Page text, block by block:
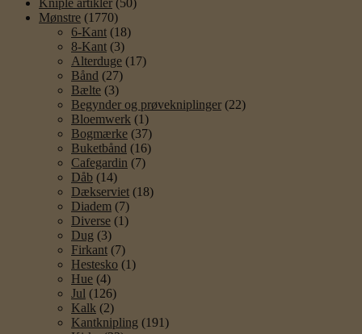
Mønstre (1770)
6-Kant (18)
8-Kant (3)
Alterduge (17)
Bånd (27)
Bælte (3)
Begynder og prøvekniplinger (22)
Bloemwerk (1)
Bogmærke (37)
Buketbånd (16)
Cafegardin (7)
Dåb (14)
Dækserviet (18)
Diadem (7)
Diverse (1)
Dug (3)
Firkant (7)
Hestesko (1)
Hue (4)
Jul (126)
Kalk (2)
Kantknipling (191)